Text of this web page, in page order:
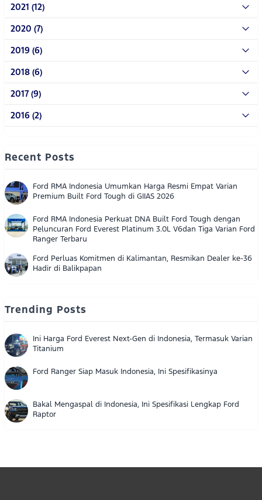
2021 (12)
2020 (7)
2019 (6)
2018 (6)
2017 (9)
2016 (2)
Recent Posts
Ford RMA Indonesia Umumkan Harga Resmi Empat Varian
Premium Built Ford Tough di GIIAS 2026
Ford RMA Indonesia Perkuat DNA Built Ford Tough dengan
Peluncuran Ford Everest Platinum 3.0L V6dan Tiga Varian Ford
Ranger Terbaru
Ford Perluas Komitmen di Kalimantan, Resmikan Dealer ke-36
Hadir di Balikpapan
Trending Posts
Ini Harga Ford Everest Next-Gen di Indonesia, Termasuk Varian
Titanium
Ford Ranger Siap Masuk Indonesia, Ini Spesifikasinya
Bakal Mengaspal di Indonesia, Ini Spesifikasi Lengkap Ford
Raptor